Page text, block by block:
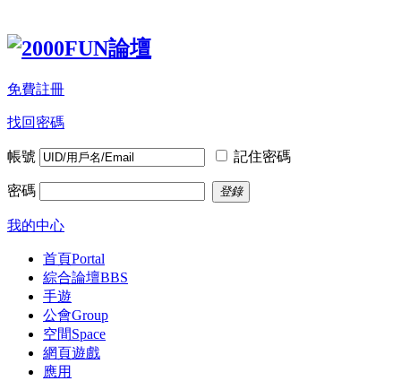
免費註冊
找回密碼
帳號 記住密碼
密碼 登錄
我的中心
首頁Portal
綜合論壇BBS
手遊
公會Group
空間Space
網頁遊戲
應用